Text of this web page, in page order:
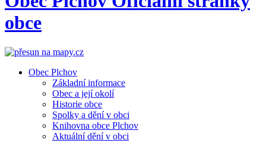
obce
Obec Plchov
Základní informace
Obec a její okolí
Historie obce
Spolky a dění v obci
Knihovna obce Plchov
Aktuální dění v obci